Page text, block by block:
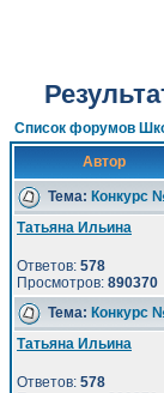
Список форумов
Автор
Тема: Конкурс
Татьяна Ильина
Ответов: 578
Просмотров: 890370
Тема: Конкурс
Татьяна Ильина
Ответов: 578